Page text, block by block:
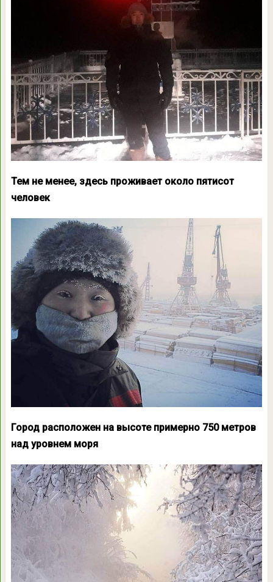
Тем не менее, здесь проживает около пятисот
человек
Город расположен на высоте примерно 750 метров
над уровнем моря